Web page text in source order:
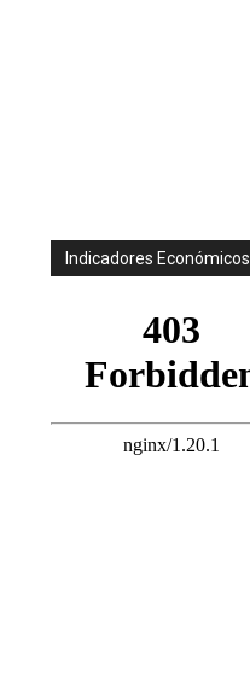
Indicadores Económicos